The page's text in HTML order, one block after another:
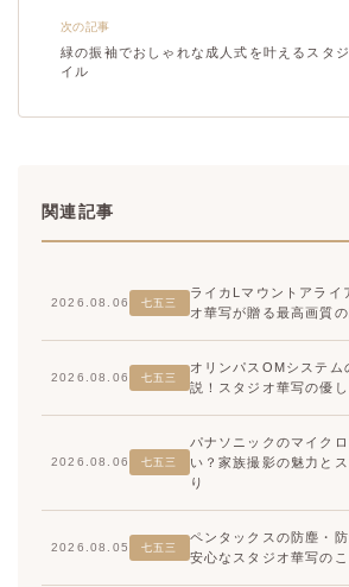
次の記事
緑の振袖でおしゃれな成人式を叶えるスタ
イル
関連記事
2026.08.06 七五三
ライカLマウントアライ
オ華写が贈る最高画質
2026.08.06 七五三
オリンパスOMシステム
説！スタジオ華写の優
2026.08.06 七五三
パナソニックのマイク
い？家族撮影の魅力と
り
2026.08.05 七五三
ペンタックスの防塵・
安心なスタジオ華写のこ